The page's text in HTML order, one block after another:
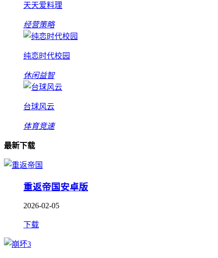
天天爱料理
经营策略
纯恋时代校园
休闲益智
台球风云
体育竞速
最新下载
重返帝国安卓版
2026-02-05
下载